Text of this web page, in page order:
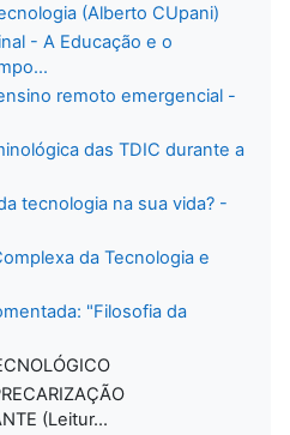
(Alberto CUpani)
- A Educação e o
remoto emergencial -
das TDIC durante a
tecnologia na sua vida? -
da Tecnologia e
"Filosofia da
(Leitur...